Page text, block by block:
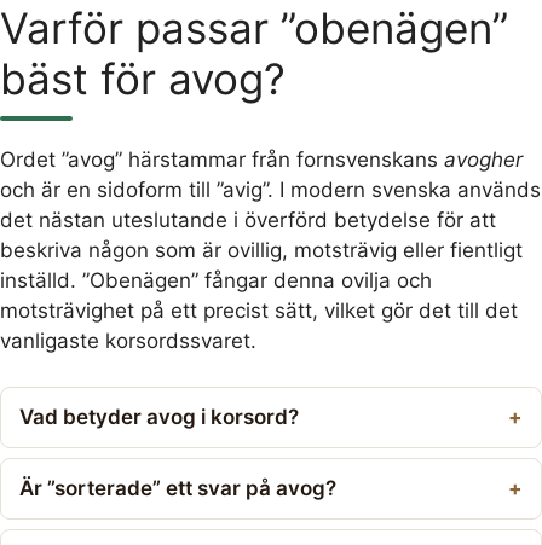
Varför passar ”obenägen”
bäst för avog?
Ordet ”avog” härstammar från fornsvenskans avogher
och är en sidoform till ”avig”. I modern svenska används
det nästan uteslutande i överförd betydelse för att
beskriva någon som är ovillig, motsträvig eller fientligt
inställd. ”Obenägen” fångar denna ovilja och
motsträvighet på ett precist sätt, vilket gör det till det
vanligaste korsordssvaret.
Vad betyder avog i korsord?
Är ”sorterade” ett svar på avog?